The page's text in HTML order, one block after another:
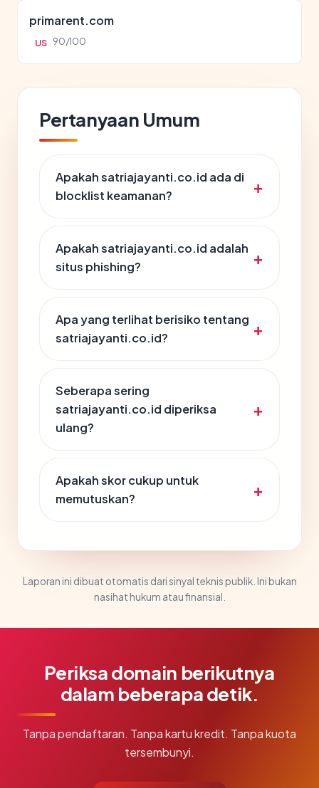
primarent.com
US 90/100
Pertanyaan Umum
Apakah satriajayanti.co.id ada di
blocklist keamanan?
Apakah satriajayanti.co.id adalah
situs phishing?
Apa yang terlihat berisiko tentang
satriajayanti.co.id?
Seberapa sering
satriajayanti.co.id diperiksa
ulang?
Apakah skor cukup untuk
memutuskan?
Laporan ini dibuat otomatis dari sinyal teknis publik. Ini bukan
nasihat hukum atau finansial.
Periksa domain berikutnya
dalam beberapa detik.
Tanpa pendaftaran. Tanpa kartu kredit. Tanpa kuota
tersembunyi.